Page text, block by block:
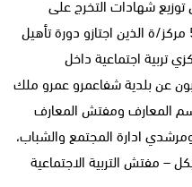
مركزي التربية الاجتماعيًة وعددهم 55 مركز/ة الذين اجتازو دورة تأهيل
تربية اجتماعية داخل
عن بلدية شفاعمرو عمرو ملك
المعارف ومفتش المعارف
ادارة المجتمع والشباب،
– مفتش التربية الاجتماعية